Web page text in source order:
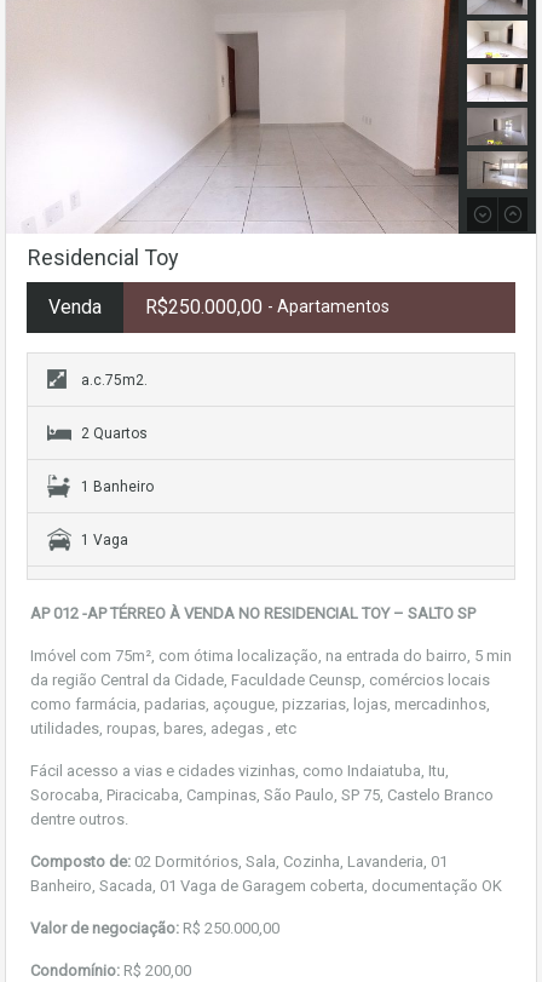
Residencial Toy
Venda R$250.000,00 - Apartamentos
a.c.75m2.
2 Quartos
1 Banheiro
1 Vaga
AP 012 -AP TÉRREO À VENDA NO RESIDENCIAL TOY – SALTO SP
Imóvel com 75m², com ótima localização, na entrada do bairro, 5 min
da região Central da Cidade, Faculdade Ceunsp, comércios locais
como farmácia, padarias, açougue, pizzarias, lojas, mercadinhos,
utilidades, roupas, bares, adegas , etc
Fácil acesso a vias e cidades vizinhas, como Indaiatuba, Itu,
Sorocaba, Piracicaba, Campinas, São Paulo, SP 75, Castelo Branco
dentre outros.
Composto de: 02 Dormitórios, Sala, Cozinha, Lavanderia, 01
Banheiro, Sacada, 01 Vaga de Garagem coberta, documentação OK
Valor de negociação: R$ 250.000,00
Condomínio: R$ 200,00